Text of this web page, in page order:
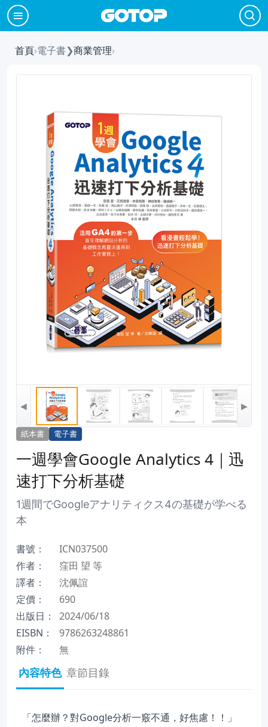
首頁›電子書❯商業管理›
◀ ▶
紙本書 電子書
一週學會Google Analytics 4｜迅
速打下分析基礎
1週間でGoogleアナリティクス4の基礎が学べる
本
書號：
ICN037500
作者：
窪田 望 等
譯者：
沈佩誼
定價：
690
出版日：
2024/06/18
EISBN：
9786263248861
附件：
無
內容特色 章節目錄
「怎麼辦？對Google分析一竅不通，好焦慮！！」